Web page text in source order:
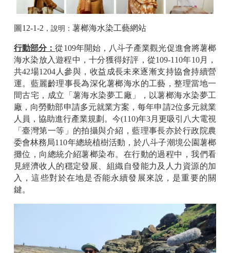
圖12-1-2 ，說明： 薯榔海水染工藝網站
行動部分：從109年開始，八斗子產業觀光促進會將薯榔
海水染放入遊程中，十分獲得好評，從109-110年10月，
共42場1204人參與，收益成長未來逐漸支持協會持續營
運。藍麗齡理事長為深化薯榔海水的工藝，整理當地一
間古宅，成立「薯海水染夢工廠」，以薯榔海水染夢工
廠，向勞動部申請多元就業方案，每年申請2位多元就業
人員，協助進行產業規劃。今(110)年3月更吸引八大電視
「臺灣第一等」的拍攝與介紹，藍理事長亦於行政院農
委會林務局110年總統植樹活動，於八斗子潮境公園薯榔
攤位，向總統介紹薯榔染布。在行動的過程中，我們看
見經濟收人的穩定發展、組織自發能力及人力資源的加
入，這些對於在地是否能永續發展來說，是重要的關
鍵。